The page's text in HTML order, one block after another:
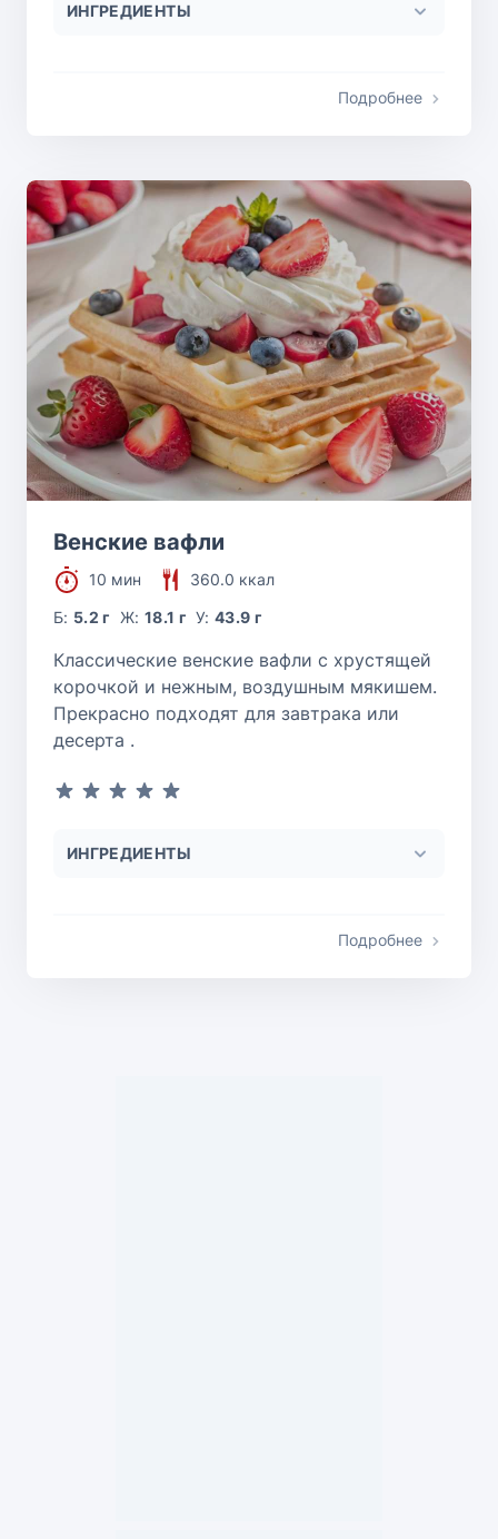
ИНГРЕДИЕНТЫ
Подробнее
Венские вафли
10 мин
360.0 ккал
Б: 5.2 г Ж: 18.1 г У:43.9 г
Классические венские вафли с хрустящей
корочкой и нежным, воздушным мякишем.
Прекрасно подходят для завтрака или
десерта .
ИНГРЕДИЕНТЫ
Подробнее